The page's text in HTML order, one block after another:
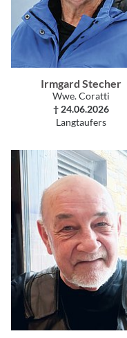
Irmgard Stecher
Wwe. Coratti
† 24.06.2026
Langtaufers